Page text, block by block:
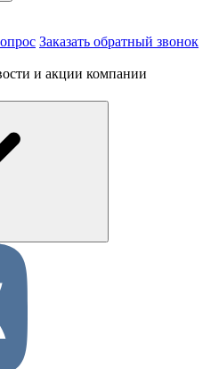
Заказать обратный звонок
и акции компании